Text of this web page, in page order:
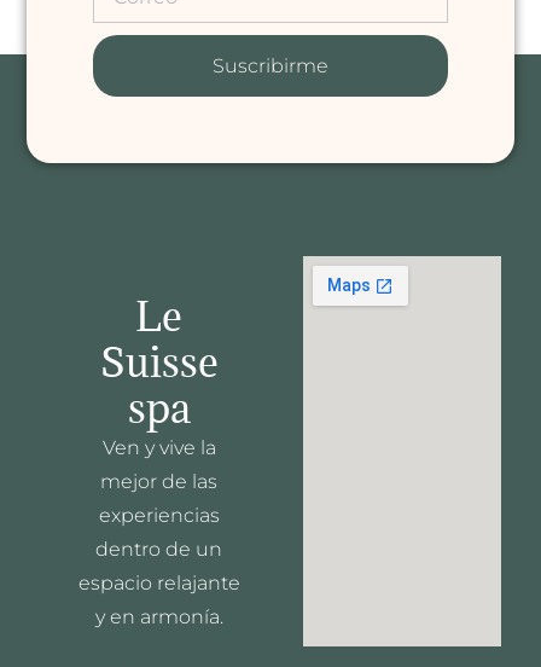
Suscribirme
Le
Suisse
spa
Ven y vive la
mejor de las
experiencias
dentro de un
espacio relajante
y en armonía.